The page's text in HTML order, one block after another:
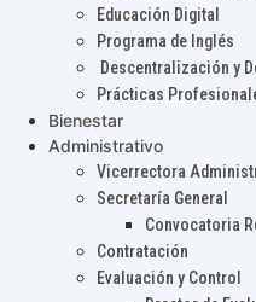
Educación Digital
Programa de Inglés
Descentralización y
Prácticas
Bienestar
Administrativo
Vicerrectora
Secretaría General
Convocatoria
Contratación
Evaluación y Control